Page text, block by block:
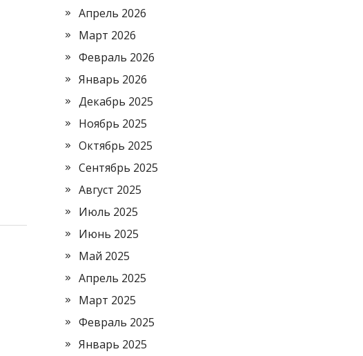
Апрель 2026
Март 2026
Февраль 2026
Январь 2026
Декабрь 2025
Ноябрь 2025
Октябрь 2025
Сентябрь 2025
Август 2025
Июль 2025
Июнь 2025
Май 2025
Апрель 2025
Март 2025
Февраль 2025
Январь 2025